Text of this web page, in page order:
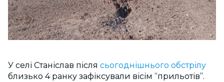
У селі Станіслав після сьогоднішнього обстрілу
близько 4 ранку зафіксували вісім “прильотів”.